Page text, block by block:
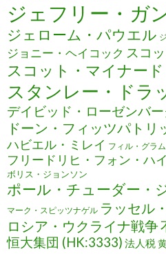
ジェフリー・ガ
ジェローム・パウエル
ジョニー・ヘイコック スコ
スコット・マイナード
スタンレー・ドラ
デイビッド・ローゼンバ
ドーン・フィッツパトリ
ハビエル・ミレイ フィル・グラム
フリードリヒ・フォン・ハ
ボリス・ジョンソン
ポール・チューダー・
マーク・スピッツナゲル ラッセル
ロシア・ウクライナ戦争
恒大集団 (HK:3333) 法人税